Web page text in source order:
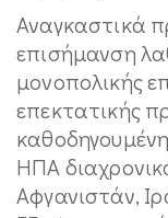
Αναγκαστικά
επισήμανση
μονοπολικής
επεκτατικής
ΗΠΑ
Αφγανιστάν,